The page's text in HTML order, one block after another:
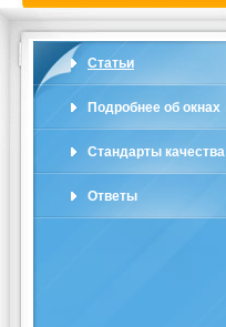
Статьи
Подробнее об окнах
Стандарты качества
Ответы